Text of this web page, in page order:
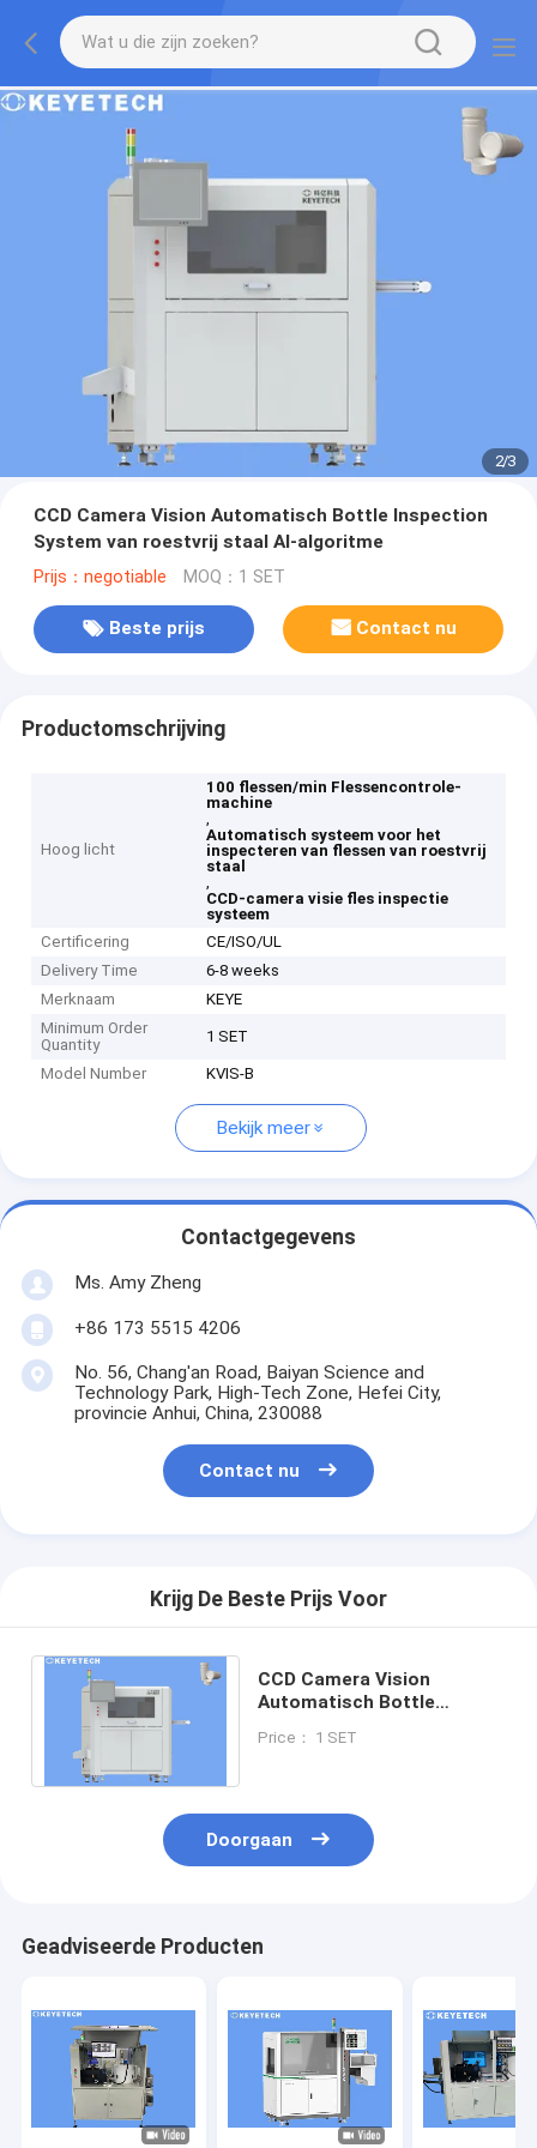
2/3
CCD Camera Vision Automatisch Bottle Inspection
System van roestvrij staal AI-algoritme
Prijs：negotiable MOQ：1 SET
Beste prijs Contact nu
Productomschrijving
Hoog licht
100 flessen/min Flessencontrole-
machine
,
Automatisch systeem voor het
inspecteren van flessen van roestvrij
staal
,
CCD-camera visie fles inspectie
systeem
Certificering
CE/ISO/UL
Delivery Time
6-8 weeks
Merknaam
KEYE
Minimum Order
Quantity
1 SET
Model Number KVIS-B
Bekijk meer
Contactgegevens
Ms. Amy Zheng
+86 173 5515 4206
No. 56, Chang'an Road, Baiyan Science and
Technology Park, High-Tech Zone, Hefei City,
provincie Anhui, China, 230088
Contact nu
Krijg De Beste Prijs Voor
CCD Camera Vision
Automatisch Bottle
roestvrij staal AI-algoritme
Price： 1 SET
Doorgaan
Geadviseerde Producten